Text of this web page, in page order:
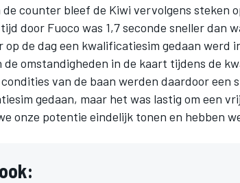
counter bleef de Kiwi vervolgens steken
door Fuoco was 1,7 seconde sneller dan
op de dag een kwalificatiesim gedaan werd
de omstandigheden in de kaart tijdens de
van de baan werden daardoor een
gedaan, maar het was lastig om een
onze potentie eindelijk tonen en hebben